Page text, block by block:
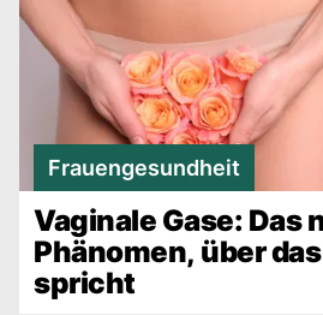
Frauengesundheit
Vaginale Gase: Das
Phänomen, über
spricht